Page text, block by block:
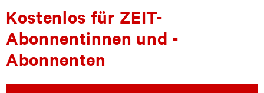
Kostenlos für ZEIT-
Abonnentinnen und -
Abonnenten